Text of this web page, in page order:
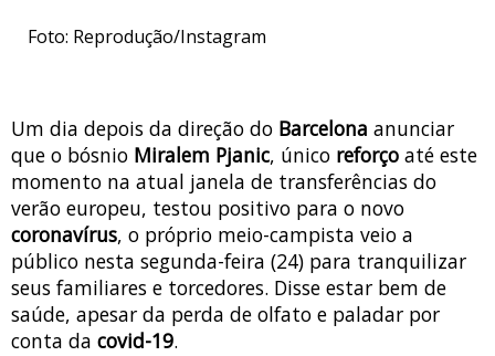
Foto: Reprodução/Instagram
Um dia depois da direção do Barcelona anunciar
que o bósnio Miralem Pjanic, único reforço até este
momento na atual janela de transferências do
verão europeu, testou positivo para o novo
coronavírus, o próprio meio-campista veio a
público nesta segunda-feira (24) para tranquilizar
seus familiares e torcedores. Disse estar bem de
saúde, apesar da perda de olfato e paladar por
conta da covid-19.